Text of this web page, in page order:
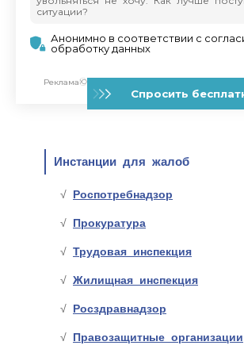
Инстанции для жалоб
Роспотребнадзор
Прокуратура
Трудовая инспекция
Жилищная инспекция
Росздравнадзор
Правозащитные организации